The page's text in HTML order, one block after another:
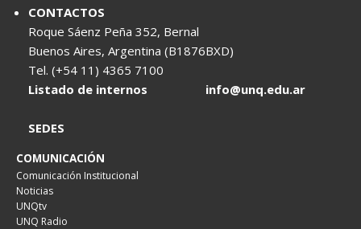
CONTACTOS
Roque Sáenz Peña 352, Bernal
Buenos Aires, Argentina (B1876BXD)
Tel. (+54 11) 4365 7100
Listado de internos
info@unq.edu.ar
SEDES
COMUNICACIÓN
Comunicación Institucional
Noticias
UNQtv
UNQ Radio